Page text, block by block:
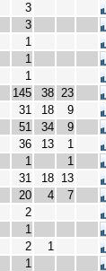
3
3
1
1
1
145 38 23
31 18
9
51 34
9
36 13
1
1
1
31 18 13
20 4
7
2
1
2
1
1